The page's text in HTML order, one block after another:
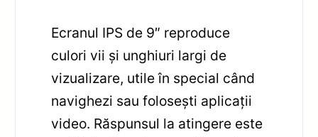
Ecranul IPS de 9″ reproduce
culori vii și unghiuri largi de
vizualizare, utile în special când
navighezi sau folosești aplicații
video. Răspunsul la atingere este